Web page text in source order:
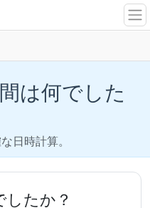
は何でした
日時計算。
したか？